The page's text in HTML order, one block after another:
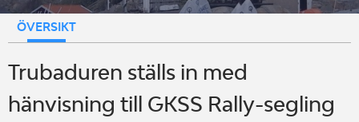
ÖVERSIKT
Trubaduren ställs in med
hänvisning till GKSS Rally-segling